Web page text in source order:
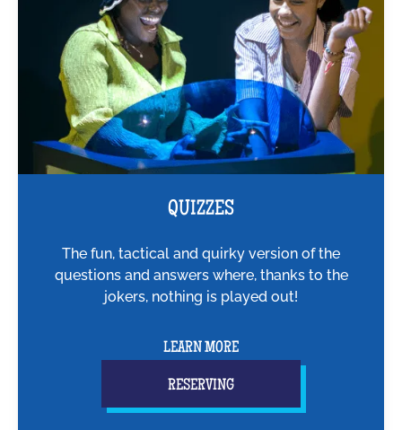
QUIZZES
The fun, tactical and quirky version of the
questions and answers where, thanks to the
jokers, nothing is played out!
LEARN MORE
RESERVING